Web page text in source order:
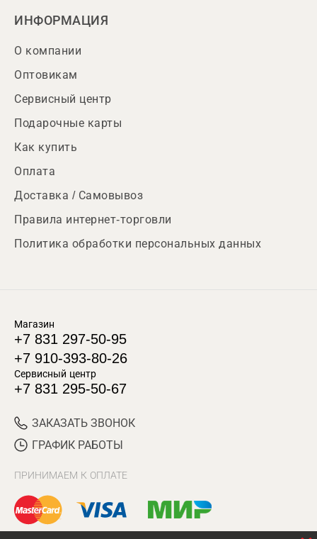
ИНФОРМАЦИЯ
О компании
Оптовикам
Сервисный центр
Подарочные карты
Как купить
Оплата
Доставка / Самовывоз
Правила интернет-торговли
Политика обработки персональных данных
Магазин
+7 831 297-50-95
+7 910-393-80-26
Сервисный центр
+7 831 295-50-67
ЗАКАЗАТЬ ЗВОНОК
ГРАФИК РАБОТЫ
ПРИНИМАЕМ К ОПЛАТЕ